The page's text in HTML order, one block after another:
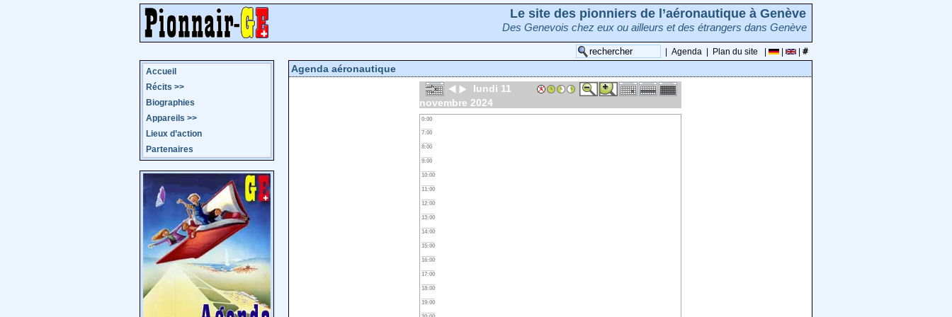
Le site des pionniers de l’aéronautique à Genève
Des Genevois chez eux ou ailleurs et des étrangers dans Genève
Agenda Plan du site
Accueil
Récits >>
Biographies
Appareils >>
Lieux d’action
Partenaires
Agenda aéronautique
lundi 11
novembre 2024
0:00
7:00
8:00
9:00
10:00
11:00
12:00
13:00
14:00
15:00
16:00
17:00
18:00
19:00